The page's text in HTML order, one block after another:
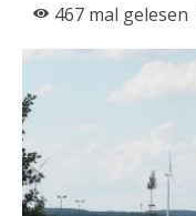
467 mal gelesen